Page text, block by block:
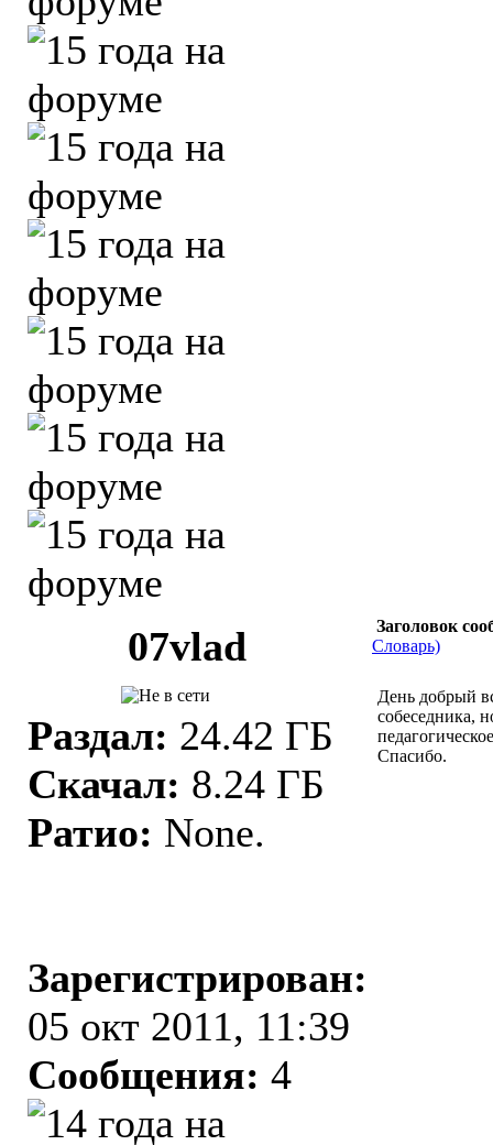
07vlad
Заголовок
Словарь)
Раздал: 24.42 ГБ
Скачал: 8.24 ГБ
Ратио: None.
Зарегистрирован:
05 окт 2011, 11:39
Сообщения: 4
День добрый
собеседника,
Спасибо.